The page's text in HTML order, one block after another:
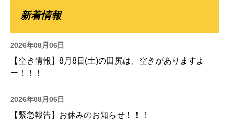
新着情報
2026年08月06日
【空き情報】8月8日(土)の田尻は、空きがありますよ
ー！！！
2026年08月06日
【緊急報告】お休みのお知らせ！！！